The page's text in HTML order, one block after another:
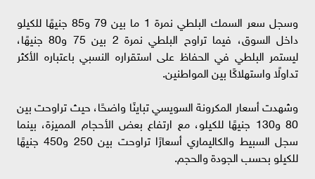
وسجل سعر السمك البلطي نمرة 1 ما بين 79 و85 جنيهًا للكيلو
داخل السوق، فيما تراوح البلطي نمرة 2 بين 75 و80 جنيهًا،
ليستمر البلطي في الحفاظ على استقراره النسبي باعتباره الأكثر
تداولًا واستهلاكًا بين المواطنين.
وشهدت أسعار المكرونة السويسي تباينًا واضحًا، حيث تراوحت بين
80 و130 جنيهًا للكيلو، مع ارتفاع بعض الأحجام المميزة، بينما
سجل السبيط والكاليماري أسعارًا تراوحت بين 250 و450 جنيهًا
للكيلو بحسب الجودة والحجم.